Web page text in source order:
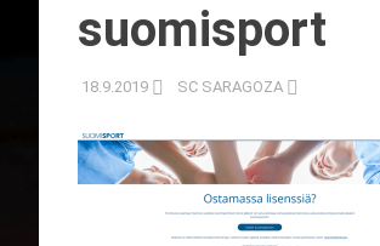
suomisport
18.9.2019 SC SARAGOZA